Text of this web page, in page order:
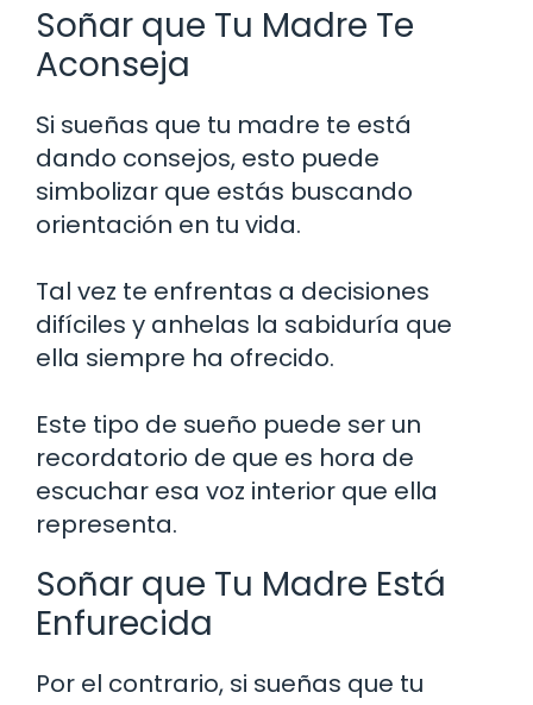
Soñar que Tu Madre Te
Aconseja
Si sueñas que tu madre te está
dando consejos, esto puede
simbolizar que estás buscando
orientación en tu vida.
Tal vez te enfrentas a decisiones
difíciles y anhelas la sabiduría que
ella siempre ha ofrecido.
Este tipo de sueño puede ser un
recordatorio de que es hora de
escuchar esa voz interior que ella
representa.
Soñar que Tu Madre Está
Enfurecida
Por el contrario, si sueñas que tu